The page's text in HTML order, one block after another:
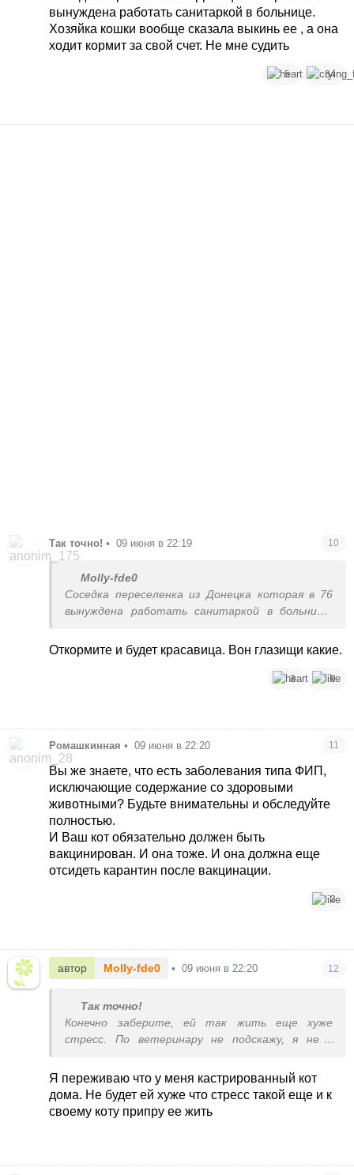
вынуждена работать санитаркой в больнице.
Хозяйка кошки вообще сказала выкинь ее , а она
ходит кормит за свой счет. Не мне судить
5 34
Так точно! • 09 июня в 22:19 10
Molly-fde0
Соседка переселенка из Донецка которая в 76
вынуждена работать санитаркой в больнице.
ходит кормит за свой счет. Не мне судить
Откормите и будет красавица. Вон глазищи какие.
3 9
Ромашкинная • 09 июня в 22:20 11
Вы же знаете, что есть заболевания типа ФИП,
исключающие содержание со здоровыми
животными? Будьте внимательны и обследуйте
полностью.
И Ваш кот обязательно должен быть
вакцинирован. И она тоже. И она должна еще
отсидеть карантин после вакцинации.
3
автор Molly-fde0 • 09 июня в 22:20 12
Так точно!
Конечно заберите, ей так жить еще хуже
стресс. По ветеринару не подскажу, я не в
она просто запущенная, ведь не уличная.
Я переживаю что у меня кастрированный кот
дома. Не будет ей хуже что стресс такой еще и к
своему коту припру ее жить